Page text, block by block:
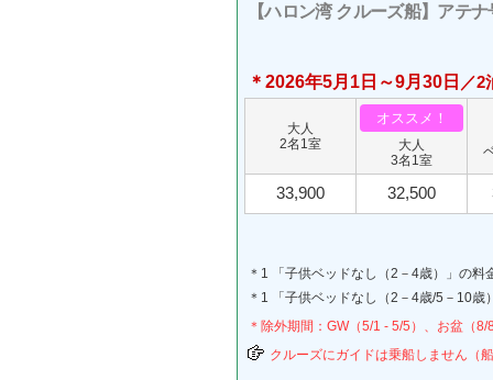
【ハロン湾 クルーズ船】アテ
＊2026年5月1日～9月30日 ／2
大人
2名1室
オススメ！
大人
3名1室
33,900 32,500
＊1 「子供ベッドなし（2－4歳）」の料
＊1 「子供ベッドなし（2－4歳/5－10
＊除外期間：GW（5/1 - 5/5）、お盆（8/
クルーズにガイドは乗船しません（